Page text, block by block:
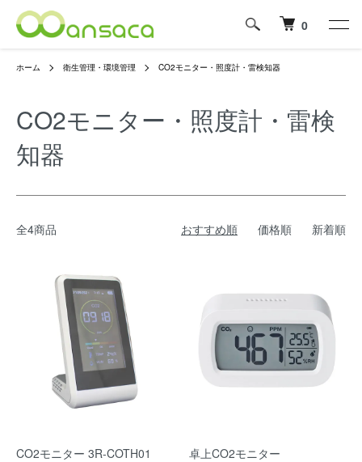
0
ホーム 衛生管理・環境管理 CO2モニター・照度計・雷検知器
CO2モニター・照度計・雷検
知器
全4商品 おすすめ順 価格順 新着順
CO2モニター 3R-COTH01
卓上CO2モニター